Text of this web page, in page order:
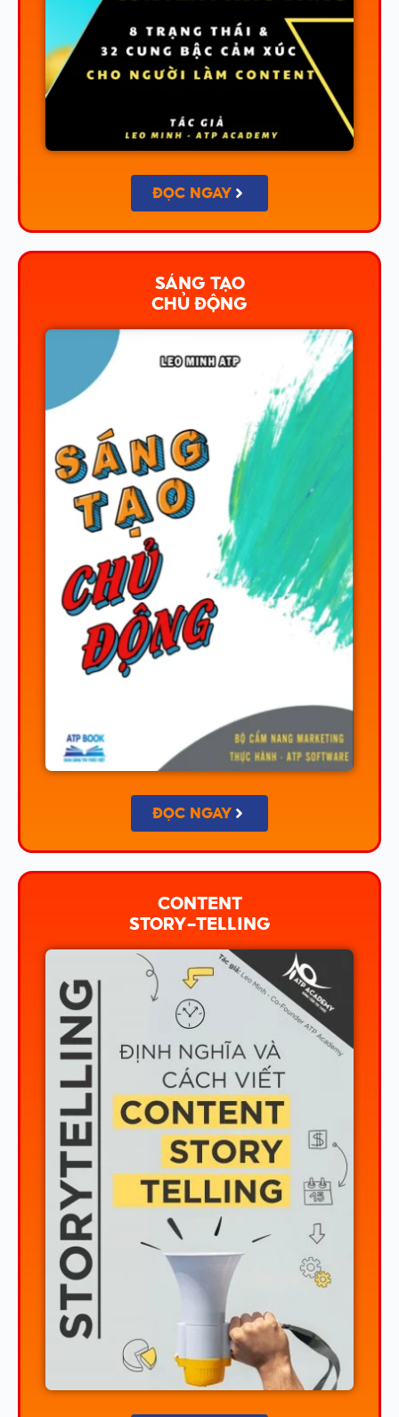
ĐỌC NGAY
SÁNG TẠO
CHỦ ĐỘNG
ĐỌC NGAY
CONTENT
STORY-TELLING